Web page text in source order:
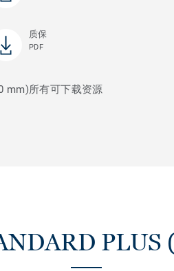
质保
PDF
mm)所有可下载资源
PLUS